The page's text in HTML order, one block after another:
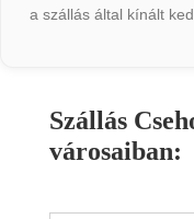
a szállás által kínált
Szállás
városaiban: